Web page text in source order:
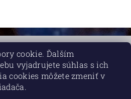
vyhradené Upraviť nastavenie cookies
Vytvoril Shoptet
cookie. Ďalším
vyjadrujete súhlas s ich
cookies môžete zmeniť v